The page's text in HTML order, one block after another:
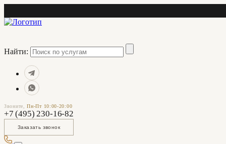
Найти:
Звоните,Пн-Пт 10:00-20:00
+7 (495) 230-16-82
Заказать звонок